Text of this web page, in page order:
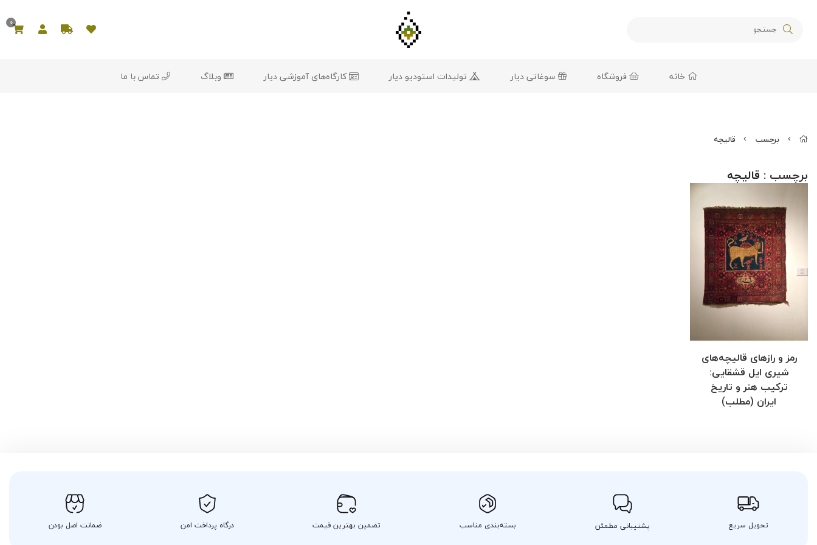
0
خانه فروشگاه سوغاتی دیار تولیدات استودیو دیار کارگاه‌های آموزشی دیار وبلاگ تماس با ما
برچسب قالیچه
برچسب : قالیچه
رمز و رازهای قالیچه‌های
شیری ایل قشقایی:
ترکیب هنر و تاریخ
ایران (مطلب)
تحویل سریع پشتیبانی مطمئن بسته‌بندی مناسب تضمین بهترین قیمت درگاه پرداخت امن ضمانت اصل بودن